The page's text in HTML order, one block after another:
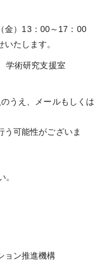
）13：00～17：00
たします。
術研究支援室
うえ、メールもしくは
可能性がございま
ョン推進機構